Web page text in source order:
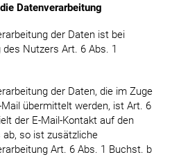
Datenverarbeitung
der Daten ist bei
Nutzers Art. 6 Abs. 1
der Daten, die im Zuge
übermittelt werden, ist Art. 6
der E-Mail-Kontakt auf den
so ist zusätzliche
Art. 6 Abs. 1 Buchst. b